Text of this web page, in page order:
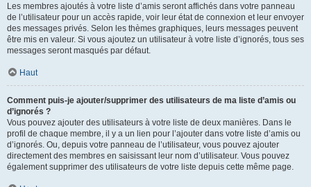
Les membres ajoutés à votre liste d’amis seront affichés dans votre panneau
de l’utilisateur pour un accès rapide, voir leur état de connexion et leur envoyer
des messages privés. Selon les thèmes graphiques, leurs messages peuvent
être mis en valeur. Si vous ajoutez un utilisateur à votre liste d’ignorés, tous ses
messages seront masqués par défaut.
Haut
Comment puis-je ajouter/supprimer des utilisateurs de ma liste d’amis ou
d’ignorés ?
Vous pouvez ajouter des utilisateurs à votre liste de deux manières. Dans le
profil de chaque membre, il y a un lien pour l’ajouter dans votre liste d’amis ou
d’ignorés. Ou, depuis votre panneau de l’utilisateur, vous pouvez ajouter
directement des membres en saisissant leur nom d’utilisateur. Vous pouvez
également supprimer des utilisateurs de votre liste depuis cette même page.